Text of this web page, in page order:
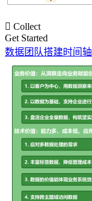
 Collect
Get Started
数据团队搭建时间轴